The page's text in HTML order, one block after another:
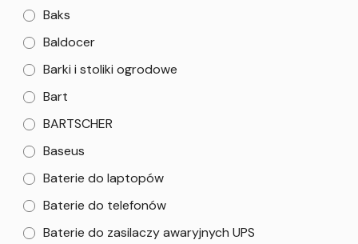
Baks
Baldocer
Barki i stoliki ogrodowe
Bart
BARTSCHER
Baseus
Baterie do laptopów
Baterie do telefonów
Baterie do zasilaczy awaryjnych UPS